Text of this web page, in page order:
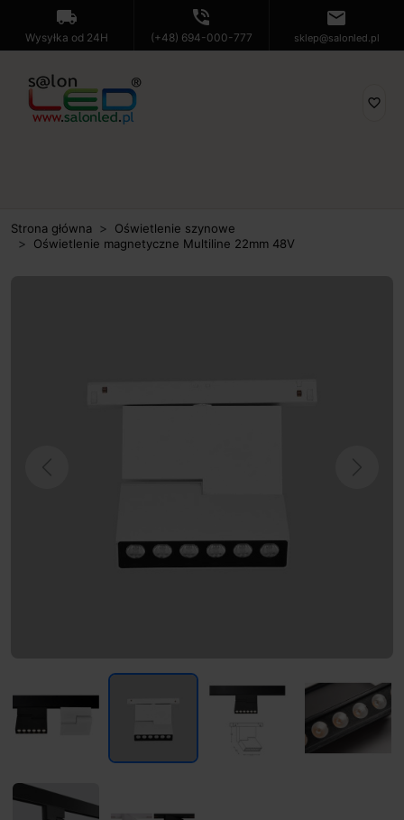
local_shipping
Wysyłka od 24H
phone_in_talk
(+48) 694-000-777
mail
sklep@salonled.pl
favorite_border
Strona główna
Oświetlenie szynowe
Oświetlenie magnetyczne Multiline 22mm 48V